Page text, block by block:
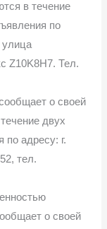
в течение
по
улица
Z10K8H7. Тел.
о своей
двух
по адресу: г.
тел.
о своей